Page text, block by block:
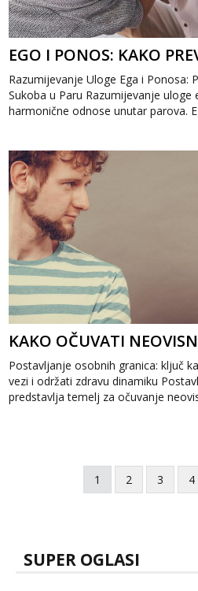
Razumijevanje Uloge Ega i Ponosa:
Sukoba u Paru Razumijevanje
harmonične odnose unutar parova.
Postavljanje osobnih granica: ključ
vezi i održati zdravu dinamiku
predstavlja temelj za očuvanje
1 2 3 4
SUPER OGLASI